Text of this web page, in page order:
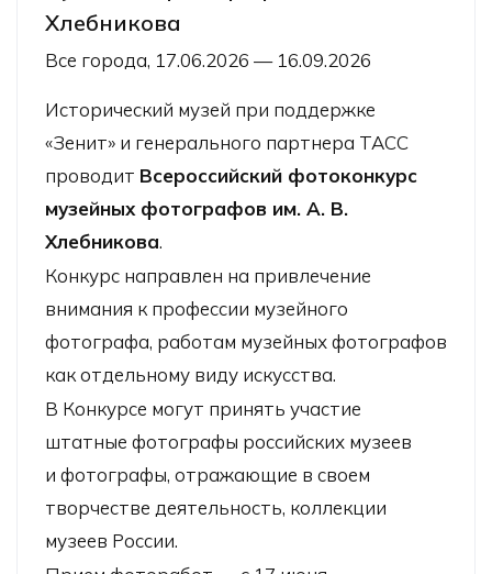
Хлебникова
Все города, 17.06.2026 — 16.09.2026
Исторический музей при поддержке
«Зенит» и генерального партнера ТАСС
проводит Всероссийский фотоконкурс
музейных фотографов им. А. В.
Хлебникова.
Конкурс направлен на привлечение
внимания к профессии музейного
фотографа, работам музейных фотографов
как отдельному виду искусства.
В Конкурсе могут принять участие
штатные фотографы российских музеев
и фотографы, отражающие в своем
творчестве деятельность, коллекции
музеев России.